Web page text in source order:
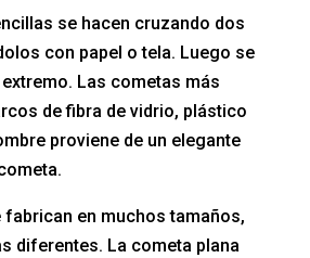
se hacen cruzando dos
con papel o tela. Luego se
Las cometas más
de fibra de vidrio, plástico
proviene de un elegante
fabrican en muchos tamaños,
diferentes. La cometa plana